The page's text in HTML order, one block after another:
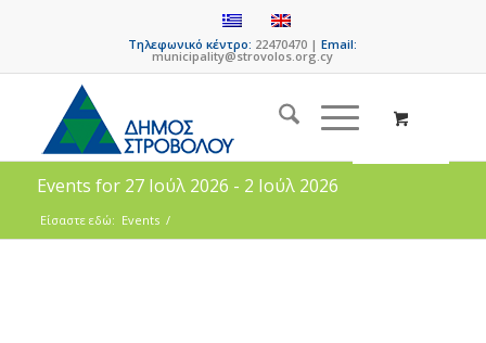
Τηλεφωνικό κέντρο: 22470470 |Email:
municipality@strovolos.org.cy
Events for 27 Ιούλ 2026 - 2 Ιούλ 2026
Είσαστε εδώ: Events /